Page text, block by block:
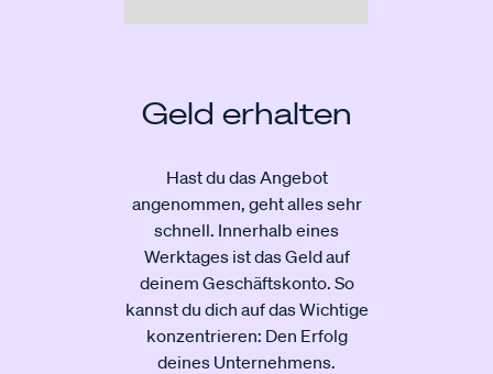
Geld erhalten
Hast du das Angebot
angenommen, geht alles sehr
schnell. Innerhalb eines
Werktages ist das Geld auf
deinem Geschäftskonto. So
kannst du dich auf das Wichtige
konzentrieren: Den Erfolg
deines Unternehmens.